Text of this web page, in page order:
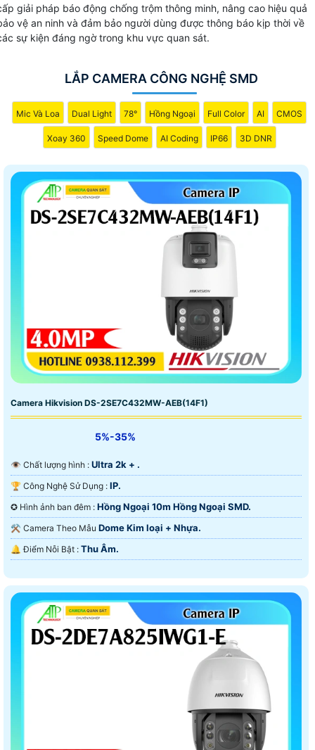
giải pháp báo động chống trộm thông minh, nâng cao hiệu quả
vệ an ninh và đảm bảo người dùng được thông báo kịp thời về
sự kiện đáng ngờ trong khu vực quan sát.
LẮP CAMERA CÔNG NGHỆ SMD
Mic Và Loa Dual Light 78° Hồng Ngoại Full Color AI CMOS
Xoay 360 Speed Dome AI Coding IP66 3D DNR
Camera Hikvision DS-2SE7C432MW-AEB(14F1)
5%-35%
👁 Chất lượng hình : Ultra 2k + .
🏆 Công Nghệ Sử Dụng : IP.
✪ Hình ảnh ban đêm : Hồng Ngoại 10m Hồng Ngoại SMD.
⚒ Camera Theo Mẫu Dome Kim loại + Nhựa.
️🔔 Điểm Nỗi Bật : Thu Âm.